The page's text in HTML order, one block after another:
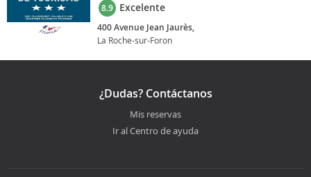
8.9 Excelente
400 Avenue Jean Jaurès,
La Roche-sur-Foron
¿Dudas? Contáctanos
Mis reservas
Ir al Centro de ayuda